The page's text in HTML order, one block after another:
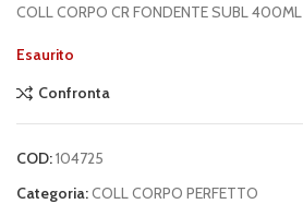
COLL CORPO CR FONDENTE SUBL 400ML
Esaurito
Confronta
COD:104725
Categoria:COLL CORPO PERFETTO